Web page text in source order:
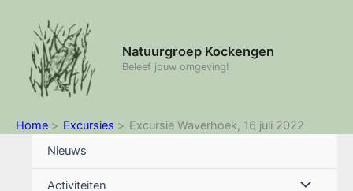
inhoud
Natuurgroep Kockengen
Beleef jouw omgeving!
Home Excursies
Excursie Waverhoek, 16 juli 2022
Nieuws
Activiteiten Menu